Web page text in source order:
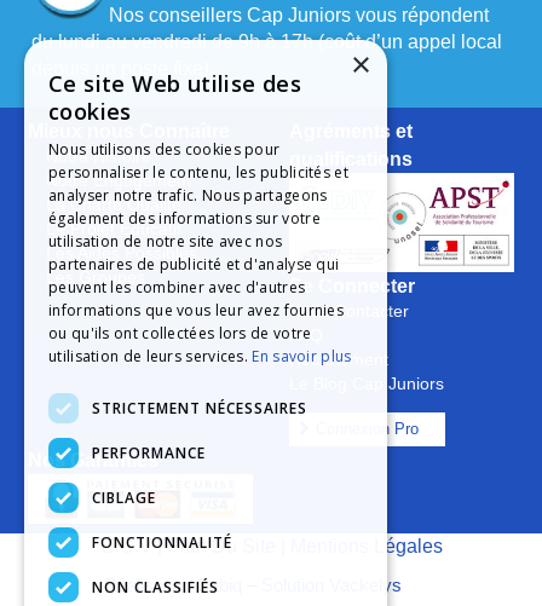
Nos conseillers Cap Juniors vous répondent
du lundi au vendredi de 9h à 17h (coût d’un appel local
Notre Histoire
Notre Engagement
La Charte Qualité
Le Projet Educatif
Les Groupes
Agréments et
qualifications
Se Connecter
Nous Contacter
FAQ
Recrutement
Le Blog Cap Juniors
Connexion Pro
Nos Garanties
C.G.V|Plan Du Site
Mentions Légales
Réalisation Cubiq
Solution Vackelys
×
Ce site Web utilise des
cookies
Nous utilisons des cookies pour
personnaliser le contenu, les publicités et
analyser notre trafic. Nous partageons
également des informations sur votre
utilisation de notre site avec nos
partenaires de publicité et d'analyse qui
peuvent les combiner avec d'autres
informations que vous leur avez fournies
ou qu'ils ont collectées lors de votre
utilisation de leurs services. En savoir plus
STRICTEMENT NÉCESSAIRES
PERFORMANCE
CIBLAGE
FONCTIONNALITÉ
NON CLASSIFIÉS